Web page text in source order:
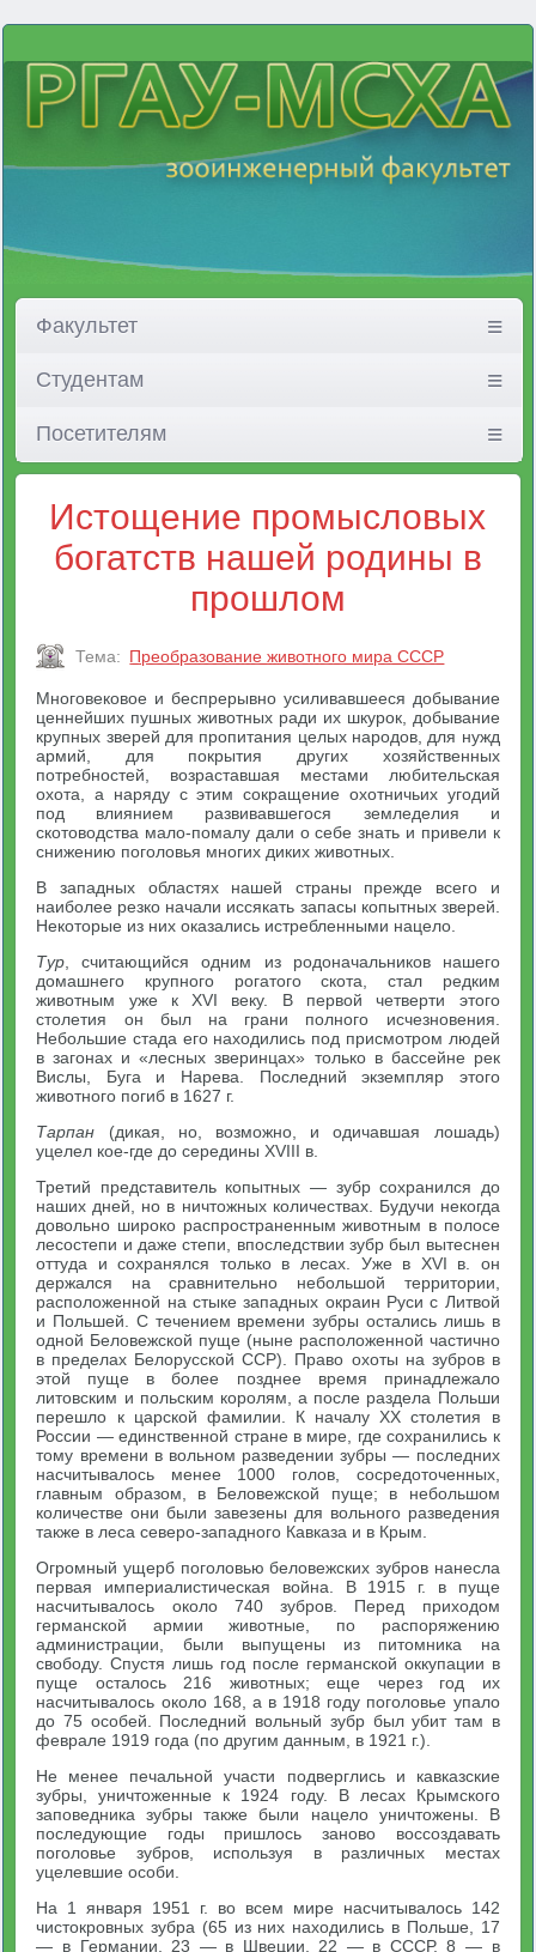
Факультет
Студентам
Посетителям
Истощение промысловых
богатств нашей родины в
прошлом
Тема: Преобразование животного мира СССР
Многовековое и беспрерывно усиливавшееся добывание
ценнейших пушных животных ради их шкурок, добывание
крупных зверей для пропитания целых народов, для нужд
армий, для покрытия других хозяйственных
потребностей, возраставшая местами любительская
охота, а наряду с этим сокращение охотничьих угодий
под влиянием развивавшегося земледелия и
скотоводства мало-помалу дали о себе знать и привели к
снижению поголовья многих диких животных.
В западных областях нашей страны прежде всего и
наиболее резко начали иссякать запасы копытных зверей.
Некоторые из них оказались истребленными нацело.
Тур , считающийся одним из родоначальников нашего
домашнего крупного рогатого скота, стал редким
животным уже к XVI веку. В первой четверти этого
столетия он был на грани полного исчезновения.
Небольшие стада его находились под присмотром людей
в загонах и «лесных зверинцах» только в бассейне рек
Вислы, Буга и Нарева. Последний экземпляр этого
животного погиб в 1627 г.
Тарпан (дикая, но, возможно, и одичавшая лошадь)
уцелел кое-где до середины XVIII в.
Третий представитель копытных — зубр сохранился до
наших дней, но в ничтожных количествах. Будучи некогда
довольно широко распространенным животным в полосе
лесостепи и даже степи, впоследствии зубр был вытеснен
оттуда и сохранялся только в лесах. Уже в XVI в. он
держался на сравнительно небольшой территории,
расположенной на стыке западных окраин Руси с Литвой
и Польшей. С течением времени зубры остались лишь в
одной Беловежской пуще (ныне расположенной частично
в пределах Белорусской ССР). Право охоты на зубров в
этой пуще в более позднее время принадлежало
литовским и польским королям, а после раздела Польши
перешло к царской фамилии. К началу XX столетия в
России — единственной стране в мире, где сохранились к
тому времени в вольном разведении зубры — последних
насчитывалось менее 1000 голов, сосредоточенных,
главным образом, в Беловежской пуще; в небольшом
количестве они были завезены для вольного разведения
также в леса северо-западного Кавказа и в Крым.
Огромный ущерб поголовью беловежских зубров нанесла
первая империалистическая война. В 1915 г. в пуще
насчитывалось около 740 зубров. Перед приходом
германской армии животные, по распоряжению
администрации, были выпущены из питомника на
свободу. Спустя лишь год после германской оккупации в
пуще осталось 216 животных; еще через год их
насчитывалось около 168, а в 1918 году поголовье упало
до 75 особей. Последний вольный зубр был убит там в
феврале 1919 года (по другим данным, в 1921 г.).
Не менее печальной участи подверглись и кавказские
зубры, уничтоженные к 1924 году. В лесах Крымского
заповедника зубры также были нацело уничтожены. В
последующие годы пришлось заново воссоздавать
поголовье зубров, используя в различных местах
уцелевшие особи.
На 1 января 1951 г. во всем мире насчитывалось 142
чистокровных зубра (65 из них находились в Польше, 17
— в Германии, 23 — в Швеции, 22 — в СССР, 8 — в